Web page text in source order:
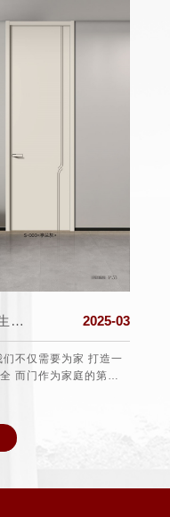
福美迪木门丨匠心打造，还原生活真实的本质 2025-03
不仅需要为家 打造一
而门作为家庭的第一